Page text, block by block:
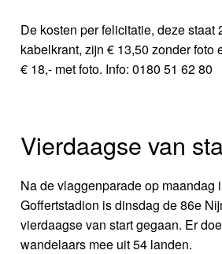
De kosten per felicitatie, deze staat
kabelkrant, zijn € 13,50 zonder foto
€ 18,- met foto. Info: 0180 51 62 80
Vierdaagse van
Na de vlaggenparade op maandag
Goffertstadion is dinsdag de 86e
vierdaagse van start gegaan. Er
wandelaars mee uit 54 landen.